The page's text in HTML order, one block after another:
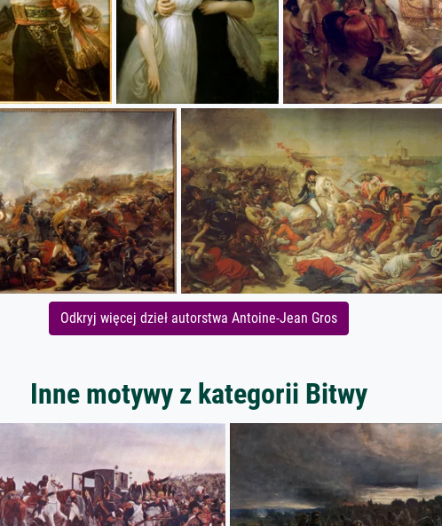
Odkryj więcej dzieł autorstwa Antoine-Jean Gros
Inne motywy z kategorii Bitwy